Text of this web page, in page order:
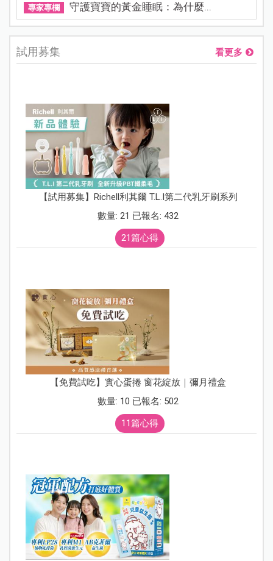
專家專欄 守護寶寶的黃金睡眠：為什麼...
試用募集 看更多
【試用募集】Richell利其爾 T.L.I第二代乳牙刷系列
數量: 21 已報名: 432
21篇心得
【免費試吃】實心蛋捲 窗花綻放｜彌月禮盒
數量: 10 已報名: 502
11篇心得